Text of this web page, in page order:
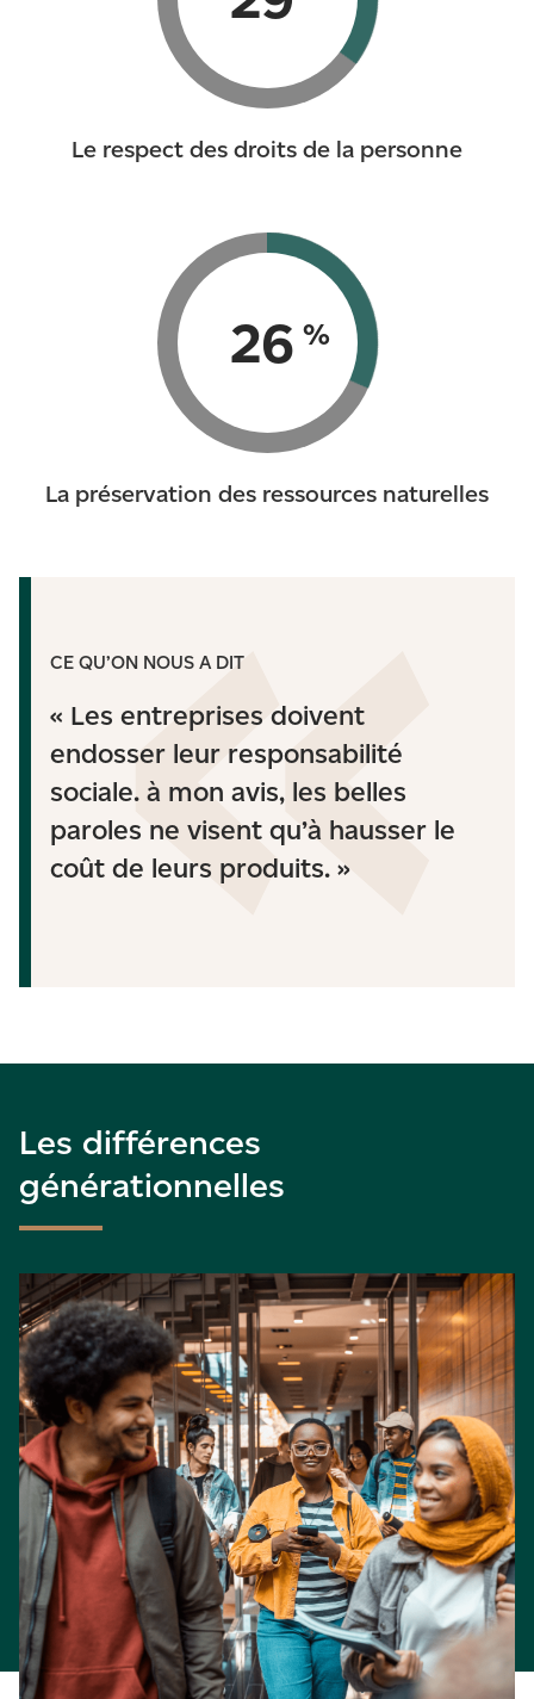
Le respect des droits de la personne
34 %
La préservation des ressources naturelles
CE QU’ON NOUS A DIT
« Les entreprises doivent
endosser leur responsabilité
sociale. à mon avis, les belles
paroles ne visent qu’à hausser le
coût de leurs produits. »
Les différences
générationnelles